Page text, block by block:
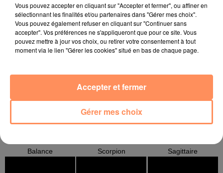
Balance Scorpion Sagittaire
Vous pouvez accepter en cliquant sur "Accepter et fermer", ou affiner en
sélectionnant les finalités et/ou partenaires dans "Gérer mes choix".
Vous pouvez également refuser en cliquant sur "Continuer sans
accepter". Vos préférences ne s'appliqueront que pour ce site. Vous
pouvez mettre à jour vos choix, ou retirer votre consentement à tout
moment via le lien "Gérer les cookies" situé en bas de chaque page.
Gérer mes choix
Accepter et fermer